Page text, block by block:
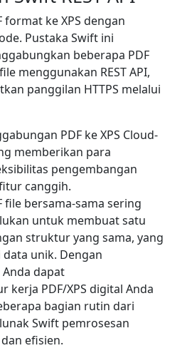
ke XPS dengan
Pustaka Swift ini
beberapa PDF
menggunakan REST API,
panggilan HTTPS melalui
PDF ke XPS Cloud-
memberikan para
pengembangan
canggih.
file bersama-sama sering
untuk membuat satu
struktur yang sama, yang
unik. Dengan
dapat
kerja PDF/XPS digital Anda
bagian rutin dari
Swift pemrosesan
efisien.